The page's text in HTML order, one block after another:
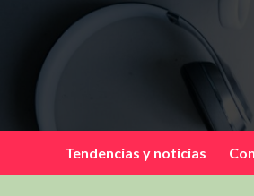
contenido
Tendencias y noticias